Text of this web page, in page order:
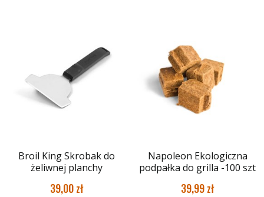
Broil King Skrobak do
żeliwnej planchy
39,00
Napoleon Ekologiczna
podpałka do grilla -100 szt
39,99